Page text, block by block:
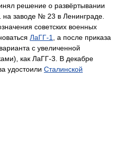
решение о развёртывании
на заводе № 23 в Ленинграде.
советских военных
ЛаГГ-1
, а после приказа
с увеличенной
как ЛаГГ-3. В декабре
удостоили Сталинской